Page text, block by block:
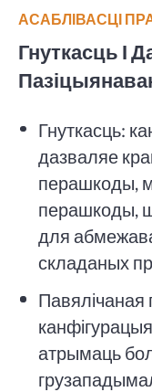
АСАБЛІВАСЦІ
Гнуткасць І
Гнуткасць:
дазваляе
перашкоды,
перашкоды,
для
складаных
атрымаць